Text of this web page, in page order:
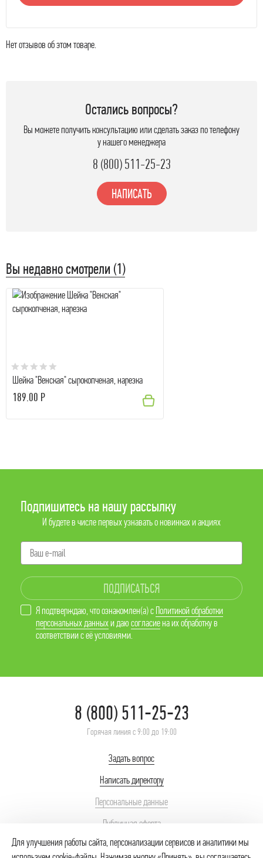
Нет отзывов об этом товаре.
Остались вопросы?
Вы можете получить консультацию или сделать заказ по телефону
у нашего менеджера
8 (800) 511-25-23
НАПИСАТЬ
Вы недавно смотрели (1)
Шейка "Венская" сырокопченая, нарезка
189.00 Р
Подпишитесь на нашу рассылку
И будете в числе первых узнавать о новинках и акциях
ПОДПИСАТЬСЯ
Я подтверждаю, что ознакомлен(а) с Политикой обработки
персональных данныхи даю согласиена их обработку в
соответствии с её условиями.
8 (800) 511-25-23
Горячая линия с 9:00 до 19:00
Задать вопрос
Написать директору
Персональные данные
Публичная оферта
Для улучшения работы сайта, персонализации сервисов и аналитики мы